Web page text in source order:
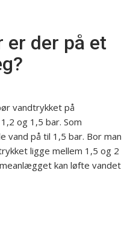
er der på et
vandtrykket på
og 1,5 bar. Som
vand på til 1,5 bar. Bor man
ligge mellem 1,5 og 2
kan løfte vandet